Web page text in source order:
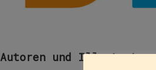
Autoren und